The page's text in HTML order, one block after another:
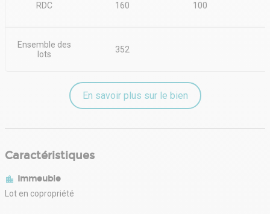
RDC 160 100
Ensemble des
lots
352
En savoir plus sur le bien
Caractéristiques
Immeuble
Lot en copropriété